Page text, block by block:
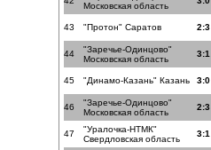
Московская область
43 "Протон" Саратов 2:3
44
"Заречье-Одинцово"
Московская область
3:1
45 "Динамо-Казань" Казань 3:0
46
"Заречье-Одинцово"
Московская область
2:3
47
"Уралочка-НТМК"
Свердловская область
3:1